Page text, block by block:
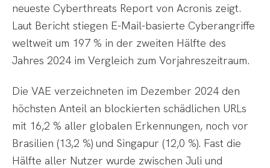
neueste Cyberthreats Report von Acronis zeigt.
Laut Bericht stiegen E-Mail-basierte Cyberangriffe
weltweit um 197 % in der zweiten Hälfte des
Jahres 2024 im Vergleich zum Vorjahreszeitraum.
Die VAE verzeichneten im Dezember 2024 den
höchsten Anteil an blockierten schädlichen URLs
mit 16,2 % aller globalen Erkennungen, noch vor
Brasilien (13,2 %) und Singapur (12,0 %). Fast die
Hälfte aller Nutzer wurde zwischen Juli und